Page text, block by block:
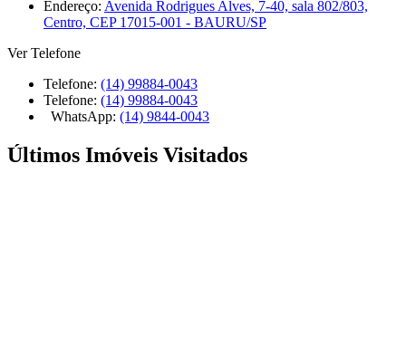
Endereço: Avenida Rodrigues Alves, 7-40, sala 802/803,
Centro, CEP 17015-001 - BAURU/SP
Ver Telefone
Telefone: (14) 99884-0043
Telefone: (14) 99884-0043
WhatsApp: (14) 9844-0043
Últimos Imóveis Visitados